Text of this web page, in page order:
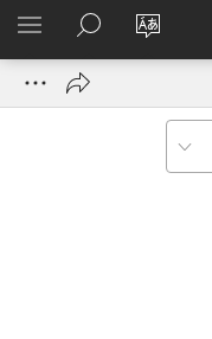
تغيير
الموقع
تسجيل
الدخول
نافذة
البحث
في
JW.‎ORG